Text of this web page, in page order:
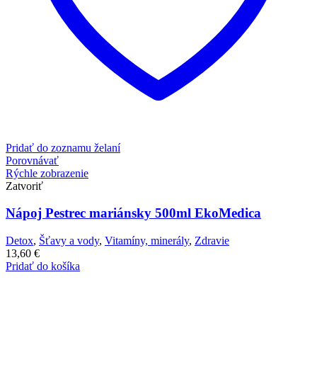
Pridať do zoznamu želaní
Porovnávať
Rýchle zobrazenie
Zatvoriť
Nápoj Pestrec mariánsky 500ml EkoMedica
Detox, Šťavy a vody, Vitamíny, minerály, Zdravie
13,60 €
Pridať do košíka